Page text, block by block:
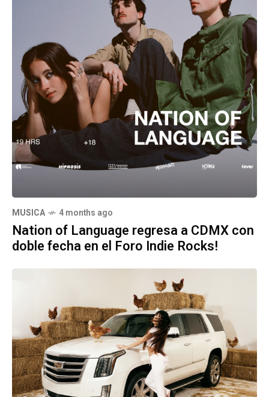
MUSICA 4 months ago
Nation of Language regresa a CDMX con
doble fecha en el Foro Indie Rocks!